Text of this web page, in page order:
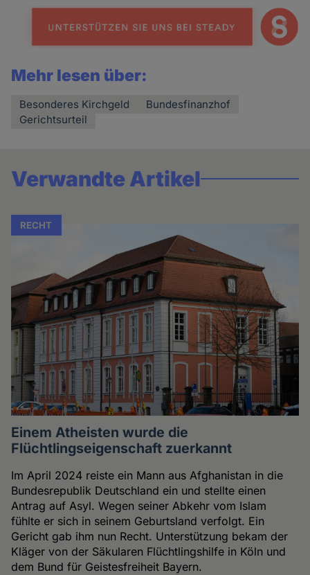
Mehr lesen über:
Besonderes Kirchgeld
Bundesfinanzhof
Gerichtsurteil
Verwandte Artikel
RECHT
Einem Atheisten wurde die
Flüchtlingseigenschaft zuerkannt
Im April 2024 reiste ein Mann aus Afghanistan in die
Bundesrepublik Deutschland ein und stellte einen
Antrag auf Asyl. Wegen seiner Abkehr vom Islam
fühlte er sich in seinem Geburtsland verfolgt. Ein
Gericht gab ihm nun Recht. Unterstützung bekam der
Kläger von der Säkularen Flüchtlingshilfe in Köln und
dem Bund für Geistesfreiheit Bayern.